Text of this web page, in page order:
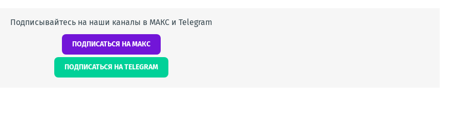
Подписывайтесь на наши каналы в МАКС и Telegram
ПОДПИСАТЬСЯ НА МАКС
ПОДПИСАТЬСЯ НА TELEGRAM